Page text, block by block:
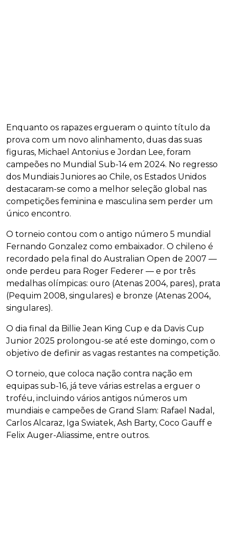
Enquanto os rapazes ergueram o quinto título da
prova com um novo alinhamento, duas das suas
figuras, Michael Antonius e Jordan Lee, foram
campeões no Mundial Sub-14 em 2024. No regresso
dos Mundiais Juniores ao Chile, os Estados Unidos
destacaram-se como a melhor seleção global nas
competições feminina e masculina sem perder um
único encontro.
O torneio contou com o antigo número 5 mundial
Fernando Gonzalez como embaixador. O chileno é
recordado pela final do Australian Open de 2007 —
onde perdeu para Roger Federer — e por três
medalhas olímpicas: ouro (Atenas 2004, pares), prata
(Pequim 2008, singulares) e bronze (Atenas 2004,
singulares).
O dia final da Billie Jean King Cup e da Davis Cup
Junior 2025 prolongou-se até este domingo, com o
objetivo de definir as vagas restantes na competição.
O torneio, que coloca nação contra nação em
equipas sub-16, já teve várias estrelas a erguer o
troféu, incluindo vários antigos números um
mundiais e campeões de Grand Slam: Rafael Nadal,
Carlos Alcaraz, Iga Swiatek, Ash Barty, Coco Gauff e
Felix Auger-Aliassime, entre outros.